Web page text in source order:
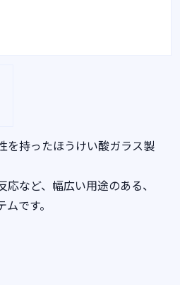
を持ったほうけい酸ガラス製
応など、幅広い用途のある、
です。